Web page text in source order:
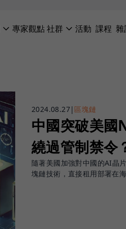
專家觀點社群 活動 課程 雜
2024.08.27| 區塊鏈
中國突破美國
繞過管制禁令
隨著美國加強對中國的AI晶
塊鏈技術，直接租用部署在